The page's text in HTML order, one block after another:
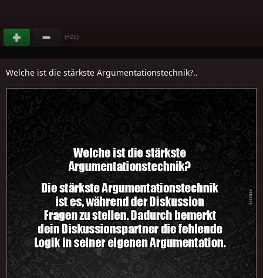
(+26)
Welche ist die stärkste Argumentationstechnik?..